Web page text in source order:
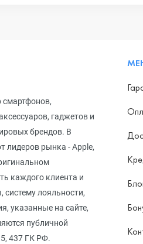
смартфонов,
гаджетов и
брендов. В
лидеров рынка - Apple,
каждого клиента и
лояльности,
указанные на сайте,
публичной
437 ГК РФ.